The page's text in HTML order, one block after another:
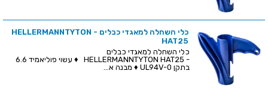
כלי השחלה למאגדי כבלים - HELLERMANNTYTON
HAT25
כלי השחלה למאגדי כבלים
- HELLERMANNTYTON HAT25 ♦ עשוי פוליאמיד 6.6
בתקן UL94V-0 ♦ מבנה א...